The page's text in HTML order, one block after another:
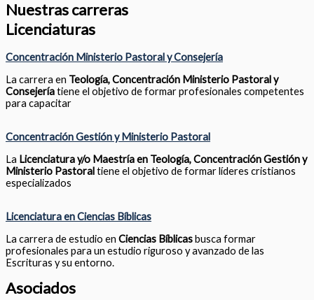
Nuestras carreras
Licenciaturas
Concentración Ministerio Pastoral y Consejería
La carrera en Teología, Concentración Ministerio Pastoral y
Consejeríatiene el objetivo de formar profesionales competentes
para capacitar
Concentración Gestión y Ministerio Pastoral
La Licenciatura y/o Maestría en Teología, Concentración Gestión y
Ministerio Pastoraltiene el objetivo de formar líderes cristianos
especializados
Licenciatura en Ciencias Bíblicas
La carrera de estudio en Ciencias Bíblicasbusca formar
profesionales para un estudio riguroso y avanzado de las
Escrituras y su entorno.
Asociados